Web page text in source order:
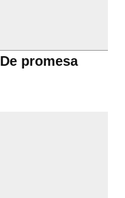
De promesa